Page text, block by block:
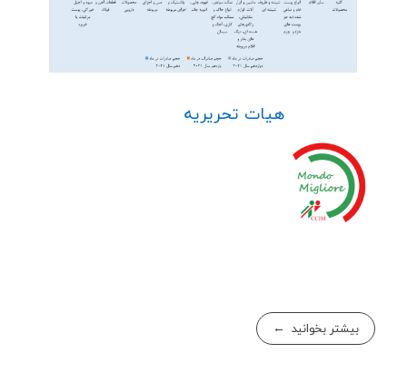
هیات تحریریه
بیشتر بخوانید